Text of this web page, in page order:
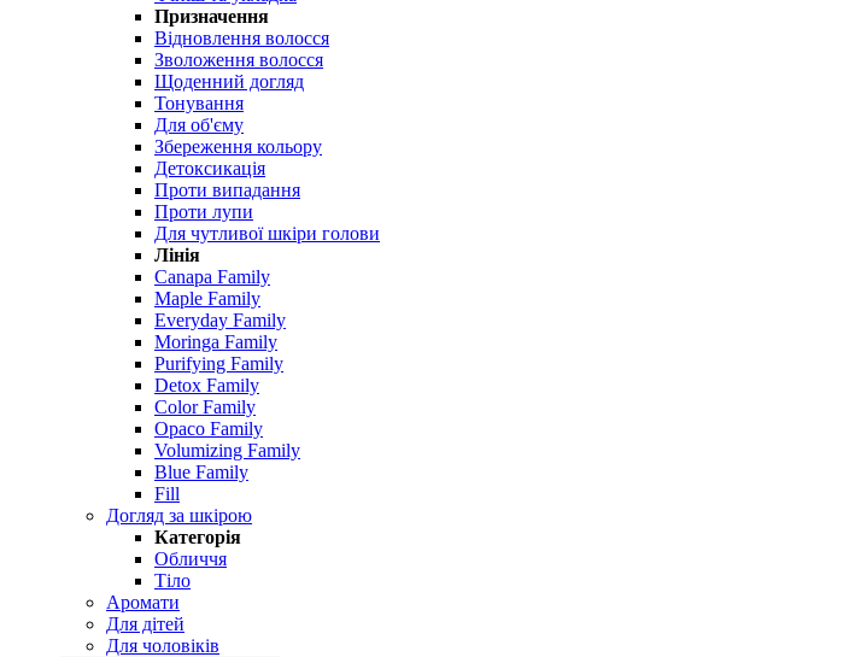
Призначення
Відновлення волосся
Зволоження волосся
Щоденний догляд
Тонування
Для об'єму
Збереження кольору
Детоксикація
Проти випадання
Проти лупи
Для чутливої ​​шкіри голови
Лінія
Canapa Family
Maple Family
Everyday Family
Moringa Family
Purifying Family
Detox Family
Color Family
Opaco Family
Volumizing Family
Blue Family
Fill
Догляд за шкірою
Категорія
Обличчя
Тіло
Аромати
Для дітей
Для чоловіків